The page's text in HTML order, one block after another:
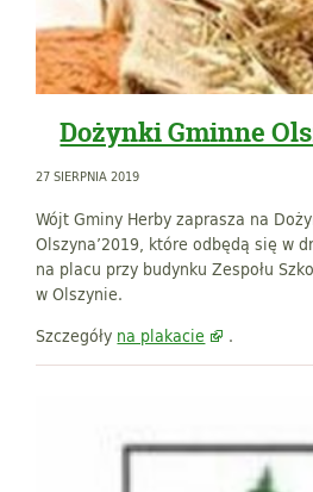
Dożynki Gminne
27 SIERPNIA 2019
Wójt Gminy Herby zaprasza na
Olszyna’2019, które odbędą się w
na placu przy budynku Zespołu
w Olszynie.
Szczegóły na plakacie .